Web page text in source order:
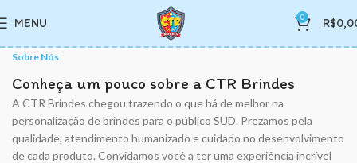
MENU 0 R$
Sobre Nós
Conheça um pouco sobre a CTR Brindes
A CTR Brindes chegou trazendo o que há de melhor na
personalização de brindes para o público SUD. Prezamos pela
qualidade, atendimento humanizado e cuidado no desenvolvimento
de cada produto. Convidamos você a ter uma experiência incrível